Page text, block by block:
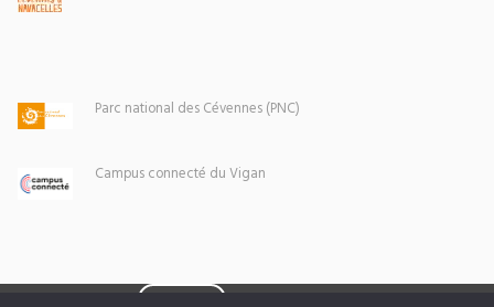
Parc national des Cévennes (PNC)
Campus connecté du Vigan